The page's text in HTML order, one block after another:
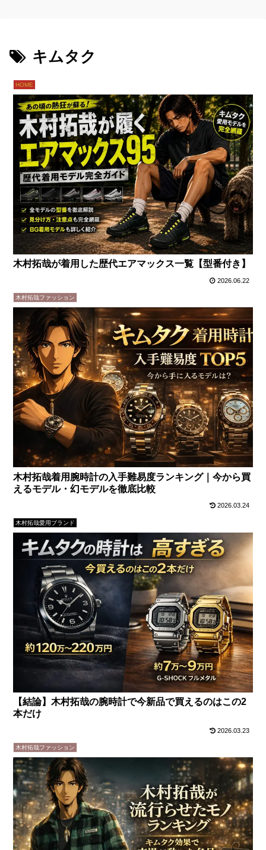
キムタク
HOME
木村拓哉が着用した歴代エアマックス一覧【型番付き】
2026.06.22
木村拓哉ファッション
木村拓哉着用腕時計の入手難易度ランキング｜今から買
えるモデル・幻モデルを徹底比較
2026.03.24
木村拓哉愛用ブランド
【結論】木村拓哉の腕時計で今新品で買えるのはこの2
本だけ
2026.03.23
木村拓哉ファッション